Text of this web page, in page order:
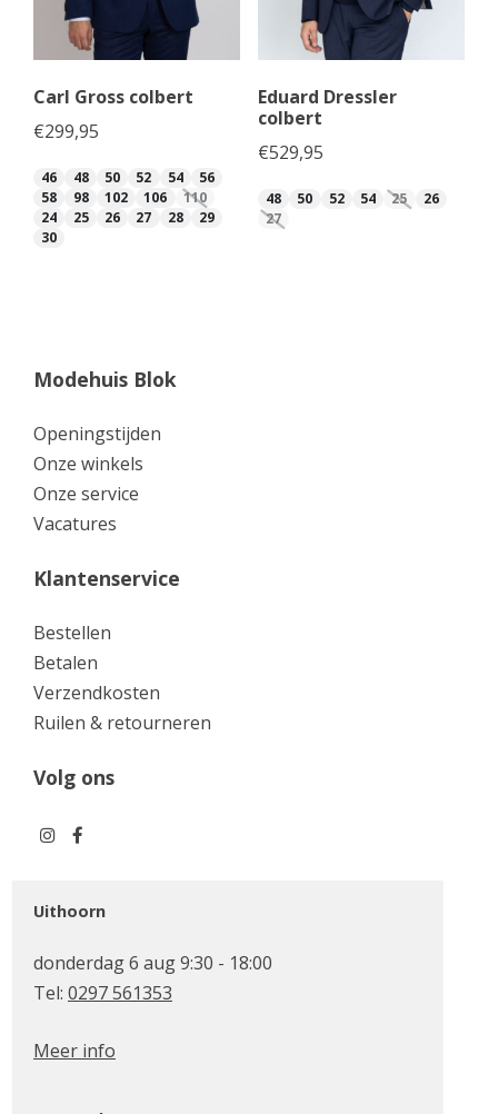
Carl Gross colbert
€299,95
46 48 50 52 54
56
58
98 102 106
110
24
25 26 27 28
29
30
Eduard Dressler
colbert
€529,95
48 50 52 54 25
26
27
Modehuis Blok
Openingstijden
Onze winkels
Onze service
Vacatures
Klantenservice
Bestellen
Betalen
Verzendkosten
Ruilen & retourneren
Volg ons
Uithoorn
donderdag 6 aug 9:30 - 18:00
Tel: 0297 561353
Meer info